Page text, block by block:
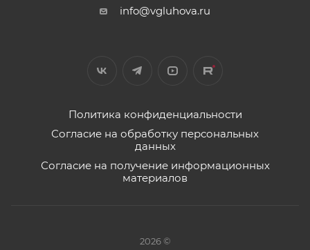
info@vgluhova.ru
Политика конфиденциальности
Согласие на обработку персональных
данных
Согласие на получение информационных
материалов
2026 ©